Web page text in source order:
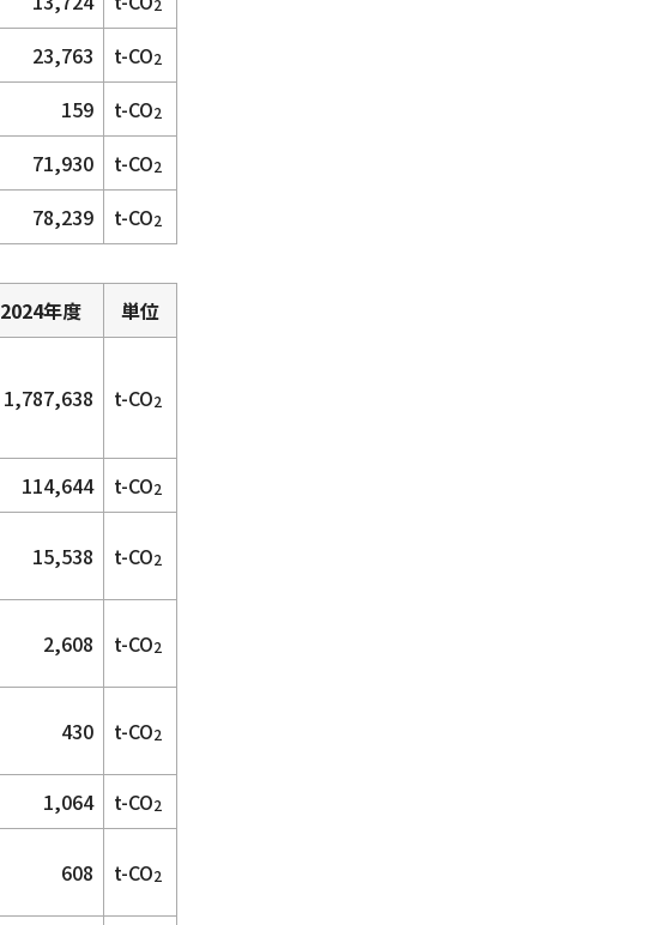
2
23,763 t-CO2
159 t-CO2
71,930 t-CO2
78,239 t-CO2
2024年度 単位
1,787,638 t-CO2
114,644 t-CO2
15,538 t-CO2
2,608 t-CO2
430 t-CO2
1,064 t-CO2
608 t-CO2